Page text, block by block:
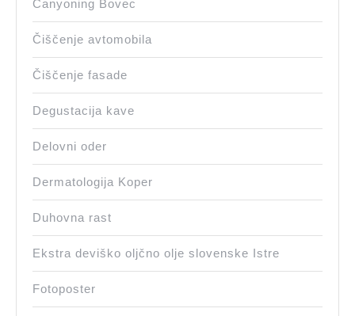
Canyoning Bovec
Čiščenje avtomobila
Čiščenje fasade
Degustacija kave
Delovni oder
Dermatologija Koper
Duhovna rast
Ekstra deviško oljčno olje slovenske Istre
Fotoposter